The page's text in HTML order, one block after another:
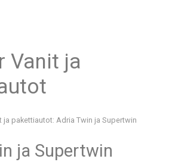
Vanit ja
ja pakettiautot: Adria Twin ja Supertwin
ja Supertwin